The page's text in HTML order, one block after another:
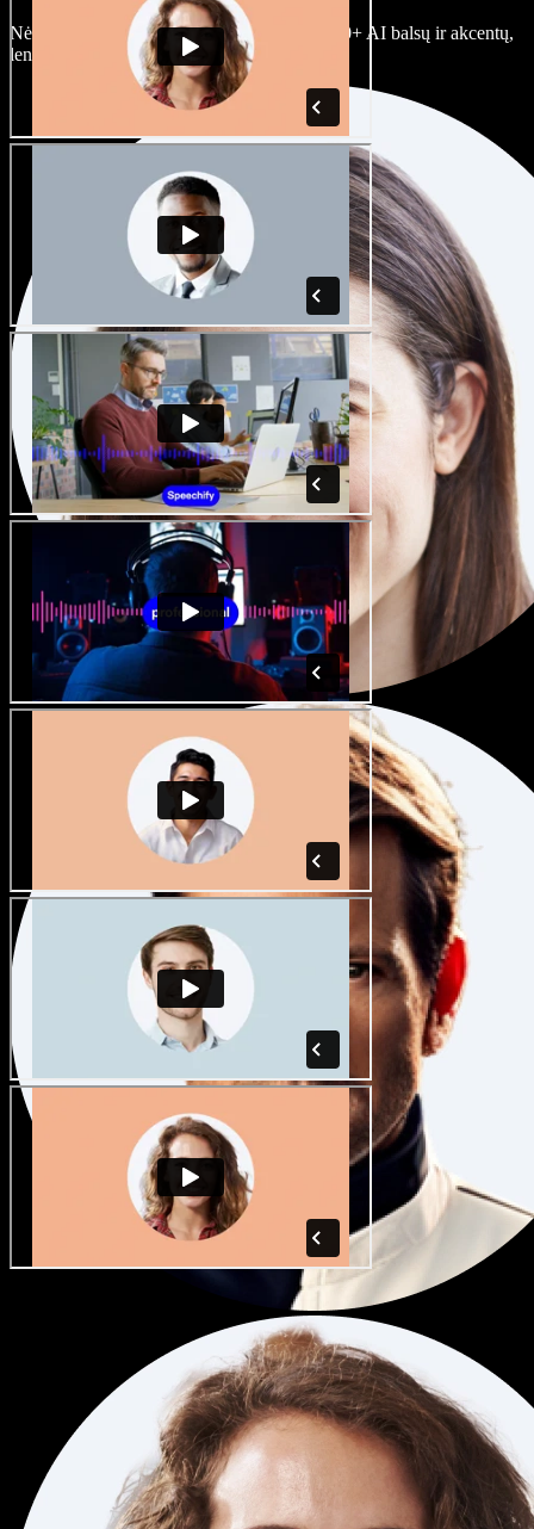
Nėra dviejų vienodų projektų. Rinkitės iš 100+ AI balsų ir akcentų,
lengvai juos prisitaikykite.